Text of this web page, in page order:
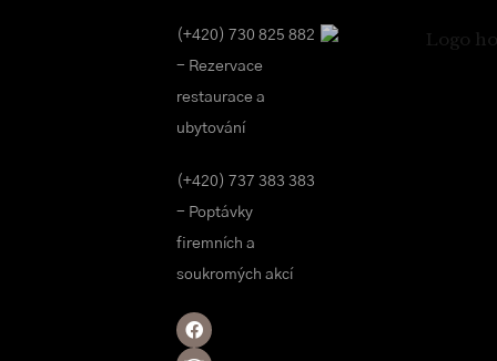
(+420) 730 825 882
- Rezervace
restaurace a
ubytování
(+420) 737 383 383
- Poptávky
firemních a
soukromých akcí